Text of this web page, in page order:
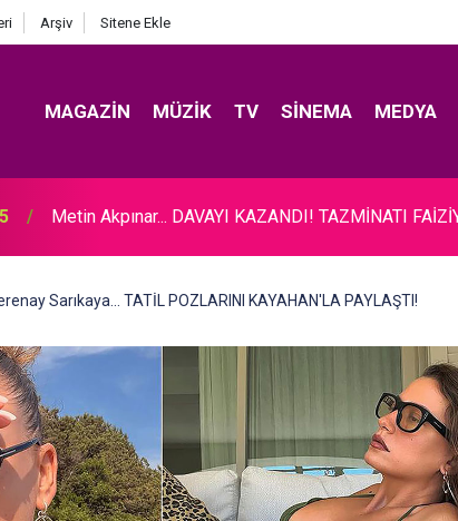
Arşiv Sitene Ekle
MAGAZIN MÜZIK TV SINEMA MEDYA
Melek Mosso... YENİ SEVGİLİSİ İSPANYOL!
Sarıkaya... TATİL POZLARINI KAYAHAN'LA PAYLAŞTI!